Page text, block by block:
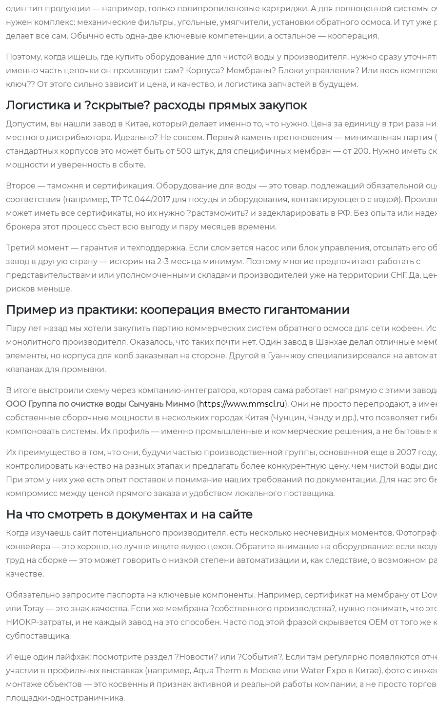
один тип продукции — например, только полипропиленовые картриджи. А для полноценной системы
нужен комплекс: механические фильтры, угольные, умягчители, установки обратного осмоса. И тут уже
делает всё сам. Обычно есть одна-две ключевые компетенции, а остальное — кооперация.
Поэтому, когда ищешь, где купить оборудование для чистой воды у производителя, нужно сразу
именно часть цепочки он производит сам? Корпуса? Мембраны? Блоки управления? Или весь
ключ?? От этого сильно зависит и цена, и качество, и логистика запчастей в будущем.
Логистика и ?скрытые? расходы прямых закупок
Допустим, вы нашли завод в Китае, который делает именно то, что нужно. Цена за единицу в три раза
местного дистрибьютора. Идеально? Не совсем. Первый камень преткновения — минимальная партия
стандартных корпусов это может быть от 500 штук, для специфичных мембран — от 200. Нужно иметь
мощности и уверенность в сбыте.
Второе — таможня и сертификация. Оборудование для воды — это товар, подлежащий обязательной
соответствия (например, ТР ТС 044/2017 для посуды и оборудования, контактирующего с водой).
может иметь все сертификаты, но их нужно ?растаможить? и задекларировать в РФ. Без опыта или
брокера этот процесс съест всю выгоду и пару месяцев времени.
Третий момент — гарантия и техподдержка. Если сломается насос или блок управления, отсылать его
завод в другую страну — история на 2-3 месяца минимум. Поэтому многие предпочитают работать с
представительствами или уполномоченными складами производителей уже на территории СНГ. Да,
рисков меньше.
Пример из практики: кооперация вместо гигантомании
Пару лет назад мы хотели закупить партию коммерческих систем обратного осмоса для сети кофеен.
монолитного производителя. Оказалось, что таких почти нет. Один завод в Шанхае делал отличные
элементы, но корпуса для колб заказывал на стороне. Другой в Гуанчжоу специализировался на
клапанах для промывки.
В итоге выстроили схему через компанию-интегратора, которая сама работает напрямую с этими
ООО Группа по очистке воды Сычуань Минмо (https://www.mmscl.ru). Они не просто перепродают, а
собственные сборочные мощности в нескольких городах Китая (Чунцин, Чэнду и др.), что позволяет
компоновать системы. Их профиль — именно промышленные и коммерческие решения, а не бытовые
Их преимущество в том, что они, будучи частью производственной группы, основанной еще в 2007
контролировать качество на разных этапах и предлагать более конкурентную цену, чем чистой воды
При этом у них уже есть опыт поставок и понимание наших требований по документации. Для нас это
компромисс между ценой прямого заказа и удобством локального поставщика.
На что смотреть в документах и на сайте
Когда изучаешь сайт потенциального производителя, есть несколько неочевидных моментов.
конвейера — это хорошо, но лучше ищите видео цехов. Обратите внимание на оборудование: если
труд на сборке — это может говорить о низкой степени автоматизации и, как следствие, о возможном
качестве.
Обязательно запросите паспорта на ключевые компоненты. Например, сертификат на мембрану от
или Toray — это знак качества. Если же мембрана ?собственного производства?, нужно понимать, что
НИОКР-затраты, и не каждый завод на это способен. Часто под этой фразой скрывается OEM от того же
субпоставщика.
И еще один лайфхак: посмотрите раздел ?Новости? или ?События?. Если там регулярно появляются
участии в профильных выставках (например, Aqua Therm в Москве или Water Expo в Китае), фото с
монтаже объектов — это косвенный признак активной и реальной работы компании, а не просто
площадки-одностраничника.